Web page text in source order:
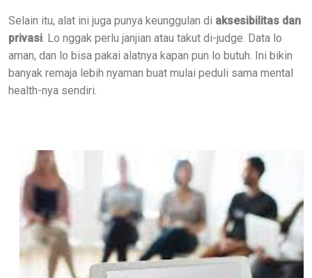
Selain itu, alat ini juga punya keunggulan di aksesibilitas dan
privasi . Lo nggak perlu janjian atau takut di-judge. Data lo
aman, dan lo bisa pakai alatnya kapan pun lo butuh. Ini bikin
banyak remaja lebih nyaman buat mulai peduli sama mental
health-nya sendiri.